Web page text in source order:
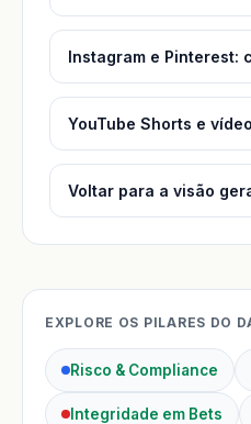
Instagram e Pinterest:
YouTube Shorts e
Voltar para a visão
EXPLORE OS PILARES DO
Risco & Compliance
Integridade em Bets